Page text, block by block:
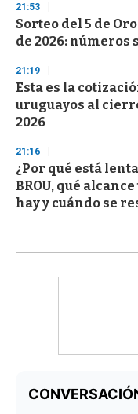
21:53
Sorteo del 5 de
de 2026: números
21:19
Esta es la
uruguayos al
2026
21:16
¿Por qué está
BROU, qué
hay y cuándo se